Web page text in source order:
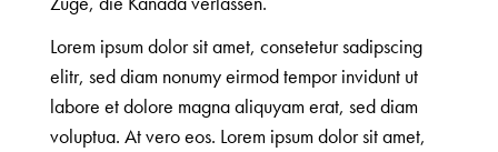
Lorem ipsum dolor sit amet, consetetur sadipscing
elitr, sed diam nonumy eirmod tempor invidunt ut
labore et dolore magna aliquyam erat, sed diam
voluptua. At vero eos. Lorem ipsum dolor sit amet,